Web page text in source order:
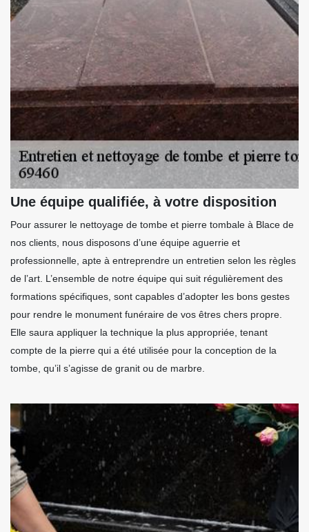
Une équipe qualifiée, à votre disposition
Pour assurer le nettoyage de tombe et pierre tombale à Blace de
nos clients, nous disposons d’une équipe aguerrie et
professionnelle, apte à entreprendre un entretien selon les règles
de l’art. L’ensemble de notre équipe qui suit régulièrement des
formations spécifiques, sont capables d’adopter les bons gestes
pour rendre le monument funéraire de vos êtres chers propre.
Elle saura appliquer la technique la plus appropriée, tenant
compte de la pierre qui a été utilisée pour la conception de la
tombe, qu’il s’agisse de granit ou de marbre.